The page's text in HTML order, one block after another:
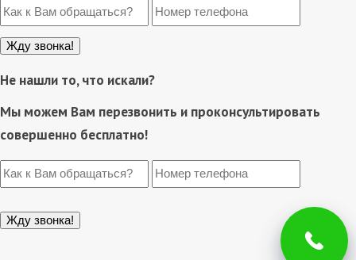
Не нашли то, что искали?
Мы можем Вам перезвонить и проконсультировать
совершенно бесплатно!